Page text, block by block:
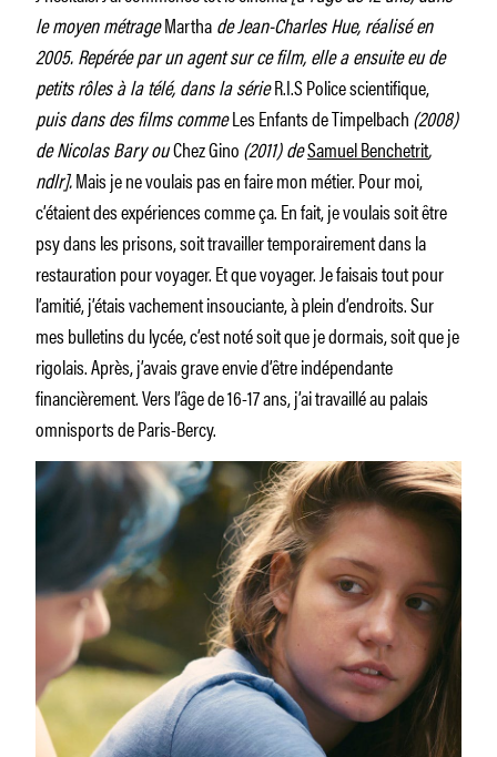
le moyen métrageMarthade Jean-Charles Hue, réalisé en
2005. Repérée par un agent sur ce film, elle a ensuite eu de
petits rôles à la télé, dans la sérieR.I.S Police scientifique,
puis dans des films commeLes Enfants de Timpelbach(2008)
de Nicolas Bary ouChez Gino(2011) deSamuel Benchetrit,
ndlr].Mais je ne voulais pas en faire mon métier. Pour moi,
c’étaient des expériences comme ça. En fait, je voulais soit être
psy dans les prisons, soit travailler temporairement dans la
restauration pour voyager. Et que voyager. Je faisais tout pour
l’amitié, j’étais vachement insouciante, à plein d’endroits. Sur
mes bulletins du lycée, c’est noté soit que je dormais, soit que je
rigolais. Après, j’avais grave envie d’être indépendante
financièrement. Vers l’âge de 16-17 ans, j’ai travaillé au palais
omnisports de Paris-Bercy.